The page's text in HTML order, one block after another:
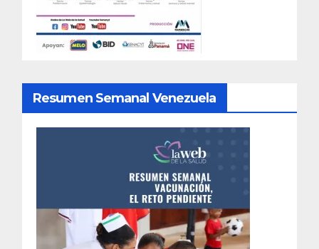
Resumen Semanal Venezuela